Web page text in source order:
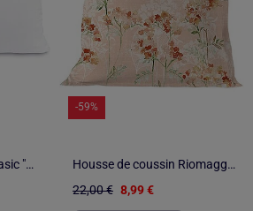
Garnissage coussin Basic "Happyfriday
-59%
Housse de coussin Riomaggiore "Happyfriday
22,00 € 8,99 €